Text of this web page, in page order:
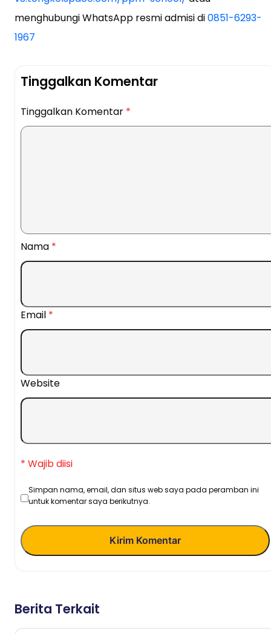
menghubungi WhatsApp resmi admisi di0851-6293-
1967
Tinggalkan Komentar
Tinggalkan Komentar *
Nama *
Email *
Website
* Wajib diisi
Simpan nama, email, dan situs web saya pada peramban ini
untuk komentar saya berikutnya.
Kirim Komentar
Berita Terkait